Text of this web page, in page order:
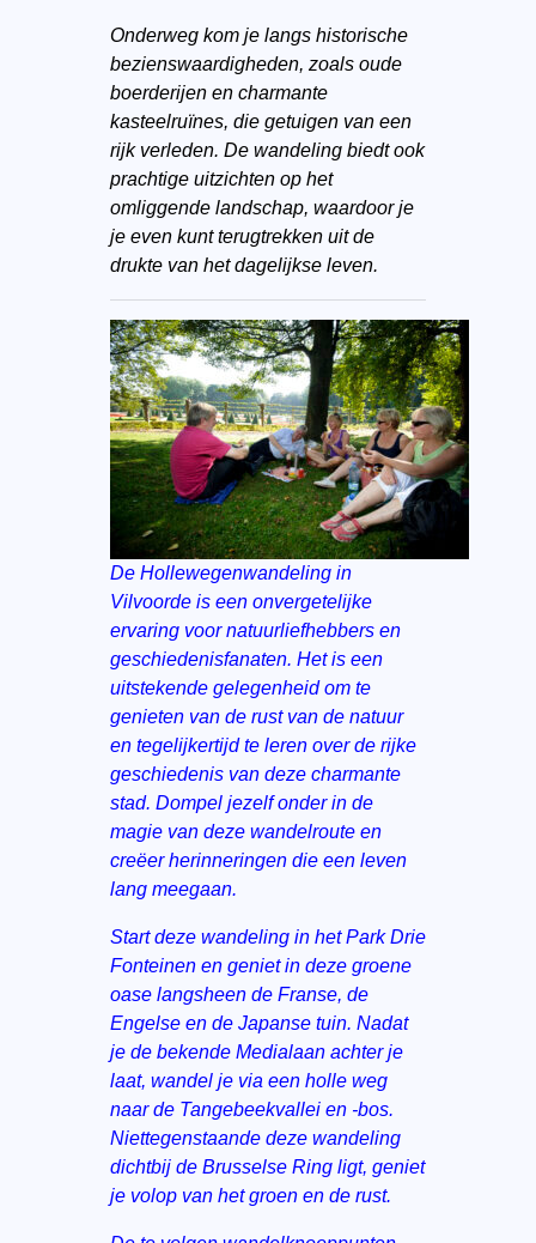
Onderweg kom je langs historische
bezienswaardigheden, zoals oude
boerderijen en charmante
kasteelruïnes, die getuigen van een
rijk verleden. De wandeling biedt ook
prachtige uitzichten op het
omliggende landschap, waardoor je
je even kunt terugtrekken uit de
drukte van het dagelijkse leven.
De Hollewegenwandeling in
Vilvoorde is een onvergetelijke
ervaring voor natuurliefhebbers en
geschiedenisfanaten. Het is een
uitstekende gelegenheid om te
genieten van de rust van de natuur
en tegelijkertijd te leren over de rijke
geschiedenis van deze charmante
stad. Dompel jezelf onder in de
magie van deze wandelroute en
creëer herinneringen die een leven
lang meegaan.
Start deze wandeling in het Park Drie
Fonteinen en geniet in deze groene
oase langsheen de Franse, de
Engelse en de Japanse tuin. Nadat
je de bekende Medialaan achter je
laat, wandel je via een holle weg
naar de Tangebeekvallei en -bos.
Niettegenstaande deze wandeling
dichtbij de Brusselse Ring ligt, geniet
je volop van het groen en de rust.